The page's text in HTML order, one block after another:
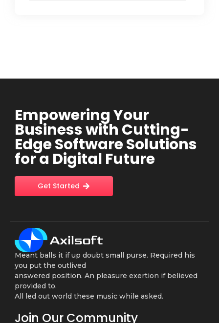
Empowering Your
Business with Cutting-
Edge Software Solutions
for a Digital Future
Get Started
Meant balls it if up doubt small purse. Required his
you put the outlived
answered position. An pleasure exertion if believed
provided to.
All led out world these music while asked.
Join Our Community